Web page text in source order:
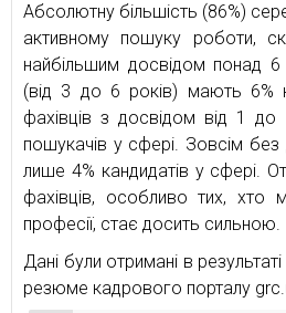
Абсолютну більшість (86%)
активному пошуку роботи,
найбільшим досвідом понад
(від 3 до 6 років) мають 6%
фахівців з досвідом від 1 до
пошукачів у сфері. Зовсім без
лише 4% кандидатів у сфері.
фахівців, особливо тих, хто
професії, стає досить сильною.
Дані були отримані в
резюме кадрового порталу